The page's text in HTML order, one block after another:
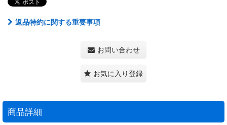
返品特約に関する重要事項
お問い合わせ
お気に入り登録
商品詳細